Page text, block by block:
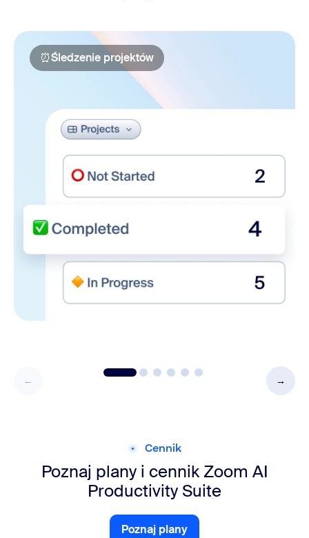
⏰Śledzenie projektów Śledzenie projektów
Cennik
Poznaj plany i cennik Zoom AI
Productivity Suite
Poznaj plany